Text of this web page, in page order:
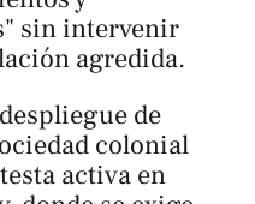
sin intervenir
agredida.
de
colonial
activa en